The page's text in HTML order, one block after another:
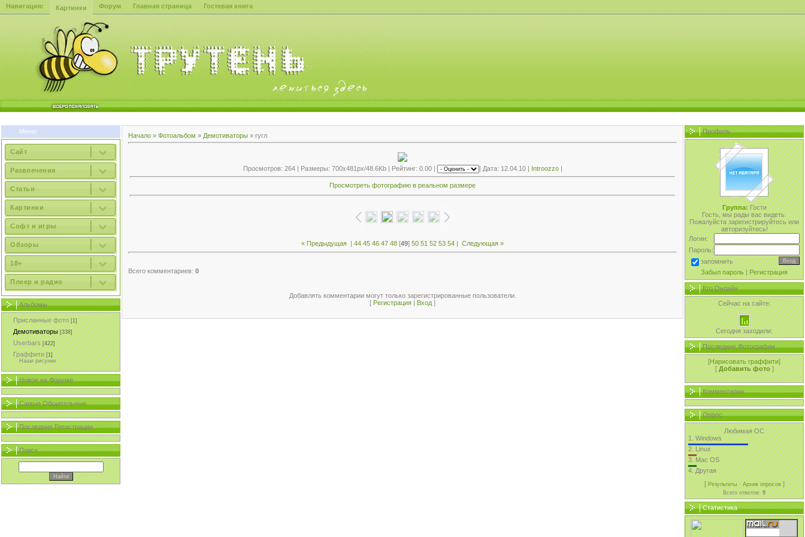
Навигация: Картинки Форум Главная страница Гостевая книга
Меню
Сайт
Развлечения
Статьи
Картинки
Софт и игры
Обзоры
18+
Плеер и радио
Альбомы
Присланные фото [1]
Демотиваторы [338]
Userbars [422]
Граффити [1]
Наши рисунки
Новое на Форуме
Самые Общительные
Последние Регистрации
Поиск
Начало » Фотоальбом » Демотиваторы » гугл
Просмотров: 264 | Размеры: 700x481px/48.6Kb | Рейтинг: 0.00 | | Дата: 12.04.10 | Introozzo|
Просмотреть фотографию в реальном размере
« Предыдущая | 44 45 46 47 48 [49] 50 51 52 53 54 | Следующая »
Всего комментариев: 0
Добавлять комментарии могут только зарегистрированные пользователи.
[ Регистрация Вход ]
Профиль
Группа:Гости
Гость, мы рады вас видеть.
Пожалуйста зарегистрируйтесь или
авторизуйтесь!
Логин:
Пароль:
запомнить
Забыл пароль|Регистрация
Кто Онлайн
Сейчас на сайте:
Сегодня заходили:
Последние Фотографии
[Нарисовать граффити]
[Добавить фото ]
Комментарии
Опрос
Любимая ОС
1.Windows
2.Linux
3.Mac OS
4.Другая
[Результаты·Архив опросов]
Всего ответов:9
Статистика